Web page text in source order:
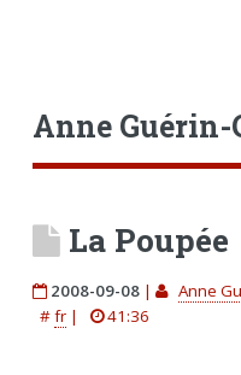
Anne Guérin-
La Poupée
2008-09-08| Anne
#fr | 41:36